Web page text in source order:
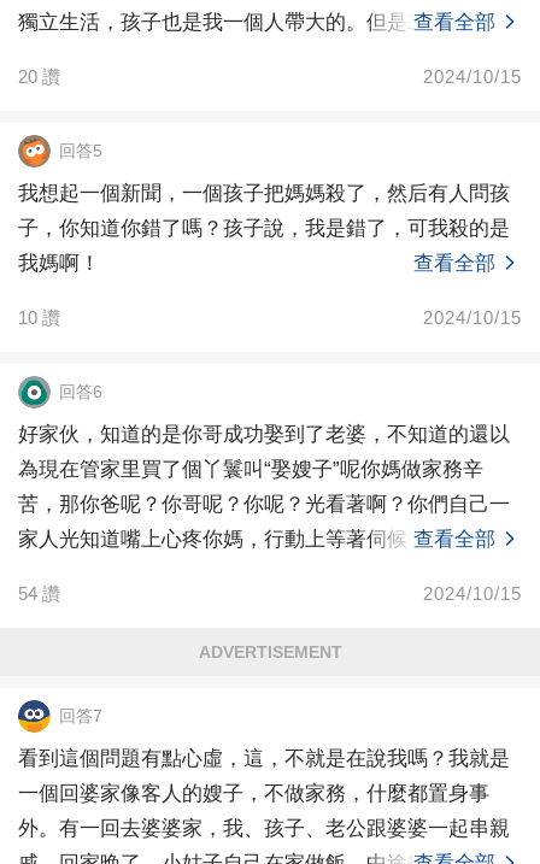
獨立生活，孩子也是我一個人帶大的。但是二十年后我
查看全部
20 讚 2024/10/15
回答5
我想起一個新聞，一個孩子把媽媽殺了，然后有人問孩
子，你知道你錯了嗎？孩子說，我是錯了，可我殺的是
我媽啊！
查看全部
10 讚 2024/10/15
回答6
好家伙，知道的是你哥成功娶到了老婆，不知道的還以
為現在管家里買了個丫鬟叫“娶嫂子”呢你媽做家務辛
苦，那你爸呢？你哥呢？你呢？光看著啊？你們自己一
家人光知道嘴上心疼你媽，行動上等著伺候，轉頭倒要
查看全部
54 讚 2024/10/15
ADVERTISEMENT
回答7
看到這個問題有點心虛，這，不就是在說我嗎？我就是
一個回婆家像客人的嫂子，不做家務，什麼都置身事
外。有一回去婆婆家，我、孩子、老公跟婆婆一起串親